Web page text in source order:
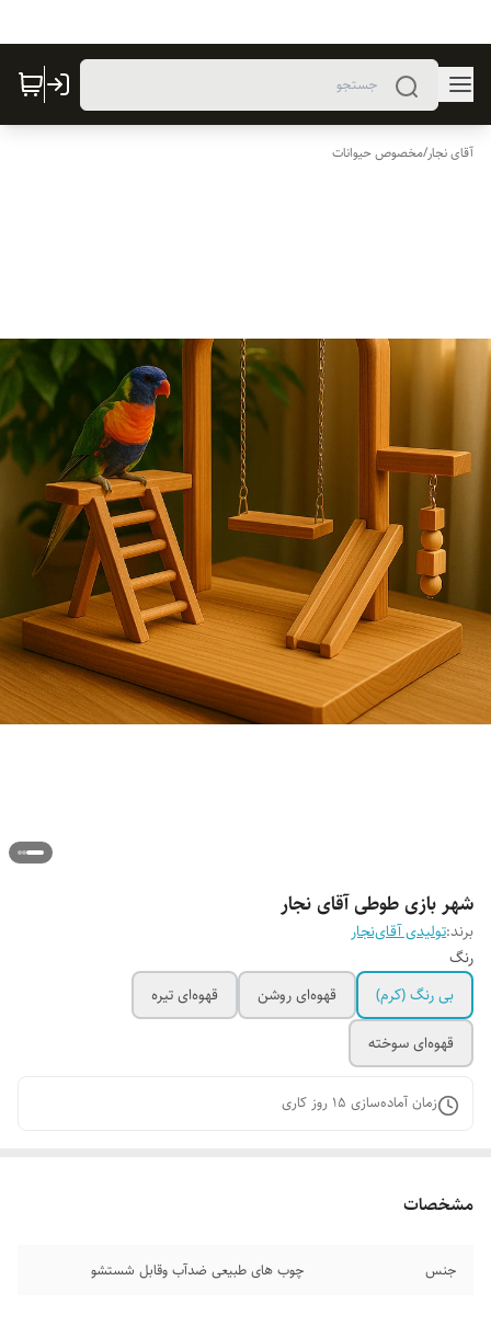
آقای نجار/مخصوص حیوانات
شهر بازی طوطی آقای نجار
برند:تولیدی آقای‌نجار
رنگ
بی رنگ (کرم)
قهوه‌ای روشن
قهوه‌ای تیره
قهوه‌ای سوخته
زمان آماده‌سازی 15 روز کاری
مشخصات
جنس چوب های طبیعی ضدآب وقابل شستشو